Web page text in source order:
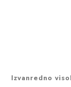
Izvanredno